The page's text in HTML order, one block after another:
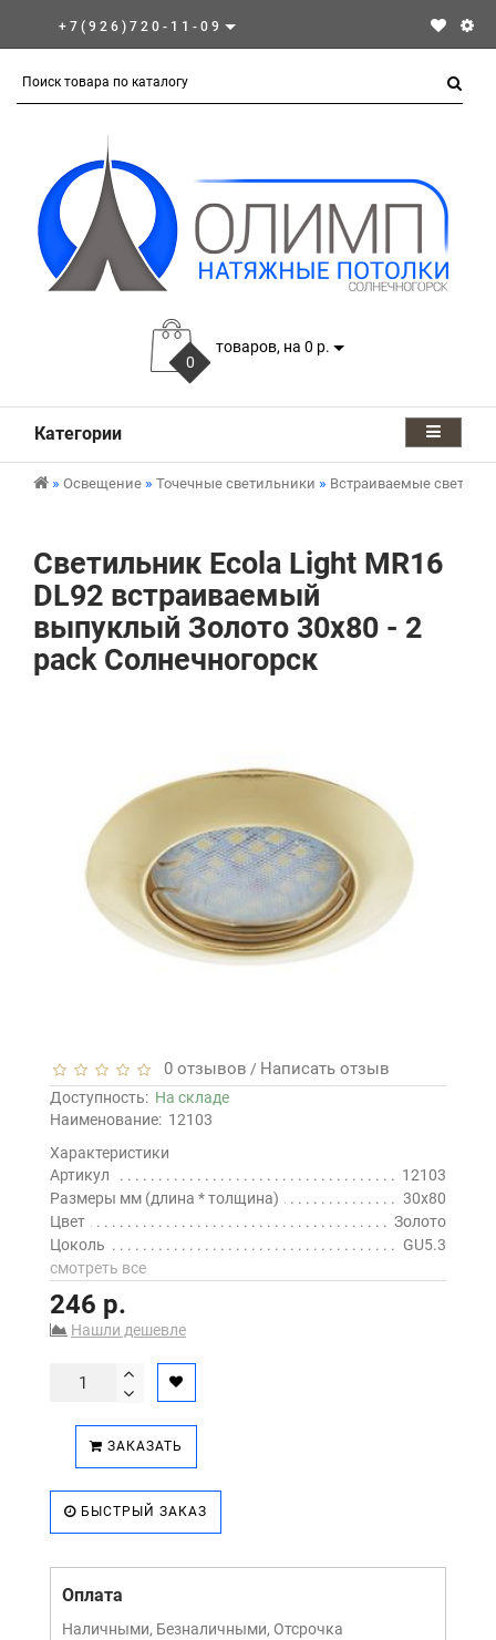
+7(926)720-11-09
0
товаров, на 0 р.
Категории
Освещение Точечные светильники Встраиваемые
Светильник Ecola Light MR16
DL92 встраиваемый
выпуклый Золото 30x80 - 2
pack Солнечногорск
0 отзывов / Написать отзыв
Доступность: На складе
Наименование: 12103
Характеристики
Артикул
12103
Размеры мм (длина * толщина)
30x80
Цвет
Золото
Цоколь
GU5.3
смотреть все
246 р.
Нашли дешевле
ЗАКАЗАТЬ
БЫСТРЫЙ ЗАКАЗ
Оплата
Наличными, Безналичными, Отсрочка